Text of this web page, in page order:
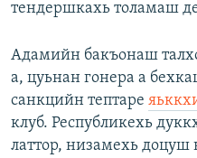
тендершкахь толамаш
Адамийн бакъонаш
а, цуьнан гонера а
санкцийн тептаре
клуб. Республикехь
латтор, низамехь доцуш